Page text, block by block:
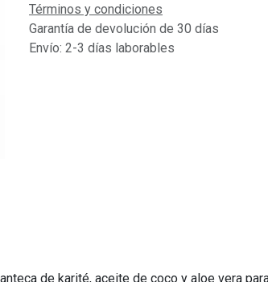
Términos y condiciones
Garantía de devolución de 30 días
Envío: 2-3 días laborables
de karité, aceite de coco y aloe vera